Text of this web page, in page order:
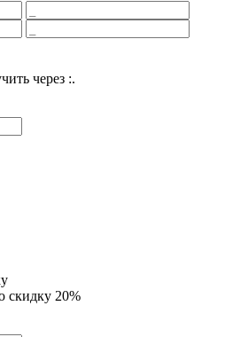
через :.
скидку 20%